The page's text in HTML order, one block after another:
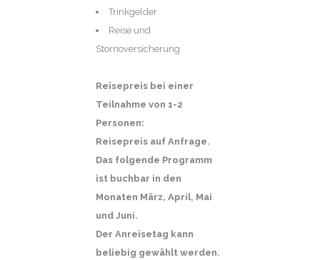
Trinkgelder
Reise und
Stornoversicherung
Reisepreis bei einer
Teilnahme von 1-2
Personen:
Reisepreis auf Anfrage.
Das folgende Programm
ist buchbar in den
Monaten März, April, Mai
und Juni.
Der Anreisetag kann
beliebig gewählt werden.